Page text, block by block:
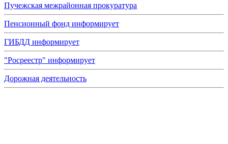
Пучежская межрайонная прокуратура
Пенсионный фонд информирует
ГИБДД информирует
"Росреестр" информирует
Дорожная деятельность